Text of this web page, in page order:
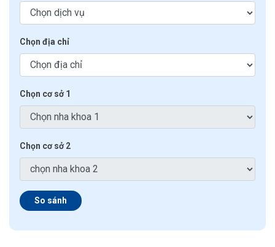
Chọn địa chỉ
Chọn cơ sở 1
Chọn cơ sở 2
So sánh